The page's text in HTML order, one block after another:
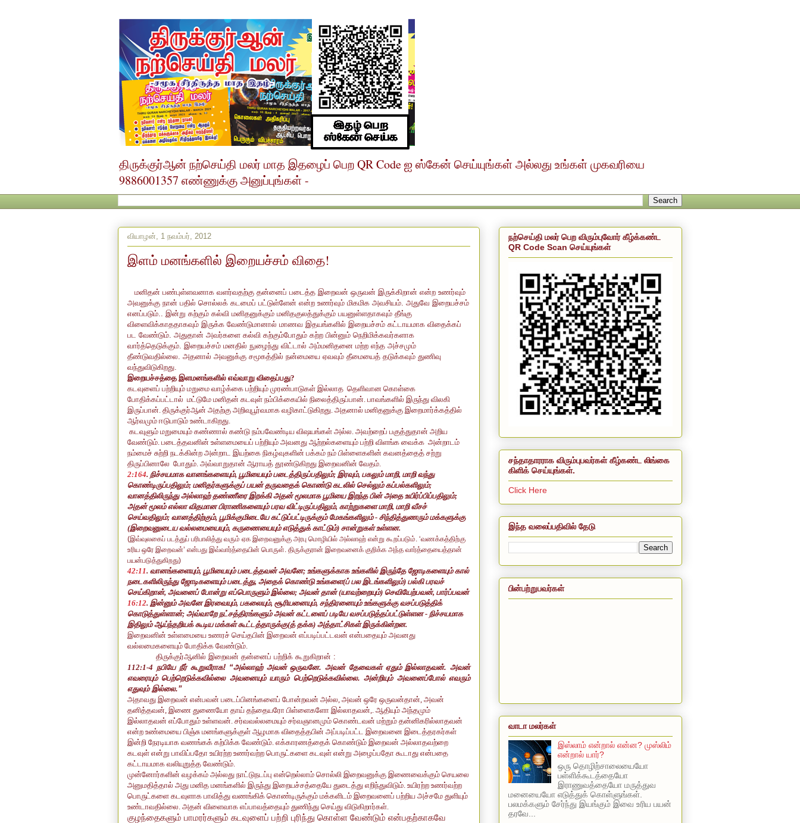
திருக்குர்ஆன் நற்செய்தி மலர் மாத இதழைப் பெற QR Code ஐ ஸ்கேன் செய்யுங்கள் அல்லது உங்கள் முகவரியை
9886001357 எண்ணுக்கு அனுப்புங்கள் -
வியாழன், 1 நவம்பர், 2012
இளம் மனங்களில் இறையச்சம் விதை!
மனிதன் பண்புள்ளவனாக வளர்வதற்கு தன்னைப் படைத்த இறைவன் ஒருவன் இருக்கிறான் என்ற உணர்வும்
அவனுக்கு நான் பதில் சொல்லக் கடமைப் பட்டுள்ளேன் என்ற உணர்வும் மிகமிக அவசியம். அதுவே இறையச்சம்
எனப்படும்.. இன்று கற்கும் கல்வி மனிதனுக்கும் மனிதகுலத்துக்கும் பயனுள்ளதாகவும் தீங்கு
விளைவிக்காததாகவும் இருக்க வேண்டுமானால் மாணவ இதயங்களில் இறையச்சம் கட்டாயமாக விதைக்கப்
பட வேண்டும். அதுதான் அவர்களை கல்வி கற்கும்போதும் கற்ற பின்னும் நெறிமிக்கவர்களாக
வார்த்தெடுக்கும். இறையச்சம் மனதில் நுழைந்து விட்டால் அம்மனிதனை மற்ற எந்த அச்சமும்
தீண்டுவதில்லை. அதனால் அவனுக்கு சமூகத்தில் நன்மையை ஏவவும் தீமையைத் தடுக்கவும் துணிவு
வந்துவிடுகிறது.
இறையச்சத்தை இளமனங்களில் எவ்வாறு விதைப்பது?
கடவுளைப் பற்றியும் மறுமை வாழ்க்கை பற்றியும் முரண்பாடுகள் இல்லாத தெளிவான கொள்கை
போதிக்கப்பட்டால் மட்டுமே மனிதன் கடவுள் நம்பிக்கையில் நிலைத்திருப்பான். பாவங்களில் இருந்து விலகி
இருப்பான். திருக்குர்ஆன் அதற்கு அறிவுபூர்வமாக வழிகாட்டுகிறது. அதனால் மனிதனுக்கு இறைமார்க்கத்தில்
ஆர்வமும் ஈடுபாடும் உண்டாகிறது.
கடவுளும் மறுமையும் கண்ணால் கண்டு நம்பவேண்டிய விஷயங்கள் அல்ல. அவற்றைப் பகுத்துதான் அறிய
வேண்டும். படைத்தவனின் உள்ளமையைப் பற்றியும் அவனது ஆற்றல்களையும் பற்றி விளங்க வைக்க அன்றாடம்
நம்மைச் சுற்றி நடக்கின்ற அன்றாட இயற்கை நிகழ்வுகளின் பக்கம் நம் பிள்ளைகளின் கவனத்தைத் சற்று
திருப்பினாலே போதும். அவ்வாறுதான் ஆராயத் தூண்டுகிறது இறைவனின் வேதம்.
2:164. நிச்சயமாக வானங்களையும், பூமியையும் படைத்திருப்பதிலும்; இரவும், பகலும் மாறி, மாறி வந்து
கொண்டிருப்பதிலும்; மனிதர்களுக்குப் பயன் தருவதைக் கொண்டு கடலில் செல்லும் கப்பல்களிலும்;
வானத்திலிருந்து அல்லாஹ் தண்ணீரை இறக்கி அதன் மூலமாக பூமியை இறந்த பின் அதை உயிர்ப்பிப்பதிலும்;
அதன் மூலம் எல்லா விதமான பிராணிகளையும் பரவ விட்டிருப்பதிலும், காற்றுகளை மாறி, மாறி வீசச்
செய்வதிலும்; வானத்திற்கும், பூமிக்குமிடையே கட்டுப்பட்டிருக்கும் மேகங்களிலும் - சிந்தித்துணரும் மக்களுக்கு
(இறைவனுடைய வல்லமையையும், கருணையையும் எடுத்துக் காட்டும்) சான்றுகள் உள்ளன.
(இவ்வுலகைப் படத்துப் பரிபாலித்து வரும் ஏக இறைவனுக்கு அரபு மொழியில் அல்லாஹ் என்று கூறப்படும். ‘வணக்கத்திற்கு
உரிய ஒரே இறைவன்’ என்பது இவ்வார்த்தையின் பொருள். திருக்குரான் இறைவனைக் குறிக்க அந்த வார்த்தையைத்தான்
பயன்படுத்துகிறது)
42:11. வானங்களையும், பூமியையும் படைத்தவன் அவனே; உங்களுக்காக உங்களில் இருந்தே ஜோடிகளையும் கால்
நடைகளிலிருந்து ஜோடிகளையும் படைத்து, அதைக் கொண்டு உங்களை(ப் பல இடங்களிலும்) பல்கி பரவச்
செய்கிறான், அவனைப் போன்று எப்பொருளும் இல்லை; அவன் தான் (யாவற்றையும்) செவியேற்பவன், பார்ப்பவன்
16:12. இன்னும் அவனே இரவையும், பகலையும், சூரியனையும், சந்திரனையும் உங்களுக்கு வசப்படுத்திக்
கொடுத்துள்ளான்; அவ்வாறே நட்சத்திரங்களும் அவன் கட்டளைப் படியே வசப்படுத்தப்பட்டுள்ளன - நிச்சயமாக
இதிலும் ஆய்ந்தறியக் கூடிய மக்கள் கூட்டத்தாருக்கு(த் தக்க) அத்தாட்சிகள் இருக்கின்றன.
இறைவனின் உள்ளமையை உணரச் செய்தபின் இறைவன் எப்படிப்பட்டவன் என்பதையும் அவனது
வல்லமைகளையும் போதிக்க வேண்டும்.
திருக்குர்ஆனில் இறைவன் தன்னைப் பற்றிக் கூறுகிறான் :
112:1-4 நபியே நீர் கூறுவீராக! “அல்லாஹ் அவன் ஒருவனே. அவன் தேவைகள் ஏதும் இல்லாதவன். அவன்
எவரையும் பெற்றெடுக்கவில்லை அவனையும் யாரும் பெற்றெடுக்கவில்லை. அன்றியும் அவனைப்போல் எவரும்
எதுவும் இல்லை.”
அதாவது இறைவன் என்பவன் படைப்பினங்களைப் போன்றவன் அல்ல, அவன் ஒரே ஒருவன்தான், அவன்
தனித்தவன், இணை துணையோ தாய் தந்தையரோ பிள்ளைகளோ இல்லாதவன்,. ஆதியும் அந்தமும்
இல்லாதவன் எப்போதும் உள்ளவன். சர்வவல்லமையும் சர்வஞானமும் கொண்டவன் மற்றும் தன்னிகரில்லாதவன்
என்ற உண்மையை பிஞ்சு மனங்களுக்குள் ஆழமாக விதைத்தபின் அப்படிப்பட்ட இறைவனை இடைத்தரகர்கள்
இன்றி நேரடியாக வணங்கக் கற்பிக்க வேண்டும். எக்காரணத்தைக் கொண்டும் இறைவன் அல்லாதவற்றை
கடவுள் என்று பாவிப்பதோ உயிரற்ற உணர்வற்ற பொருட்களை கடவுள் என்று அழைப்பதோ கூடாது என்பதை
கட்டாயமாக வலியுறுத்த வேண்டும்.
முன்னோர்களின் வழக்கம் அல்லது நாட்டுநடப்பு என்றெல்லாம் சொல்லி இறைவனுக்கு இணைவைக்கும் செயலை
அனுமதித்தால் அது மனித மனங்களில் இருந்து இறையச்சத்தையே துடைத்து எறிந்துவிடும். உயிரற்ற உணர்வற்ற
பொருட்களை கடவுளாக பாவித்து வணங்கிக் கொண்டிருக்கும் மக்களிடம் இறைவனைப் பற்றிய அச்சமே துளியும்
உண்டாவதில்லை. அதன் விளைவாக எப்பாவத்தையும் துணிந்து செய்து விடுகிறார்கள்.
குழந்தைகளும் பாமரர்களும் கடவுளைப் பற்றி புரிந்து கொள்ள வேண்டும் என்பதற்காகவே
நற்செய்தி மலர் பெற விரும்புவோர் கீழ்க்கண்ட
QR Code Scan செய்யுங்கள்
சந்தாதாரராக விரும்புபவர்கள் கீழ்கண்ட லிங்கை
கிளிக் செய்யுங்கள்.
Click Here
இந்த வலைப்பதிவில் தேடு
பின்பற்றுபவர்கள்
வாடா மலர்கள்
இஸ்லாம் என்றால் என்ன? முஸ்லிம்
என்றால் யார்?
ஒரு தொழிற்சாலையையோ
பள்ளிக்கூடத்தையோ
இராணுவத்தையோ மருத்துவ
மனையையோ எடுத்துக் கொள்ளுங்கள்.
பலமக்களும் சேர்ந்து இயங்கும் இவை உரிய பயன்
தரவே...